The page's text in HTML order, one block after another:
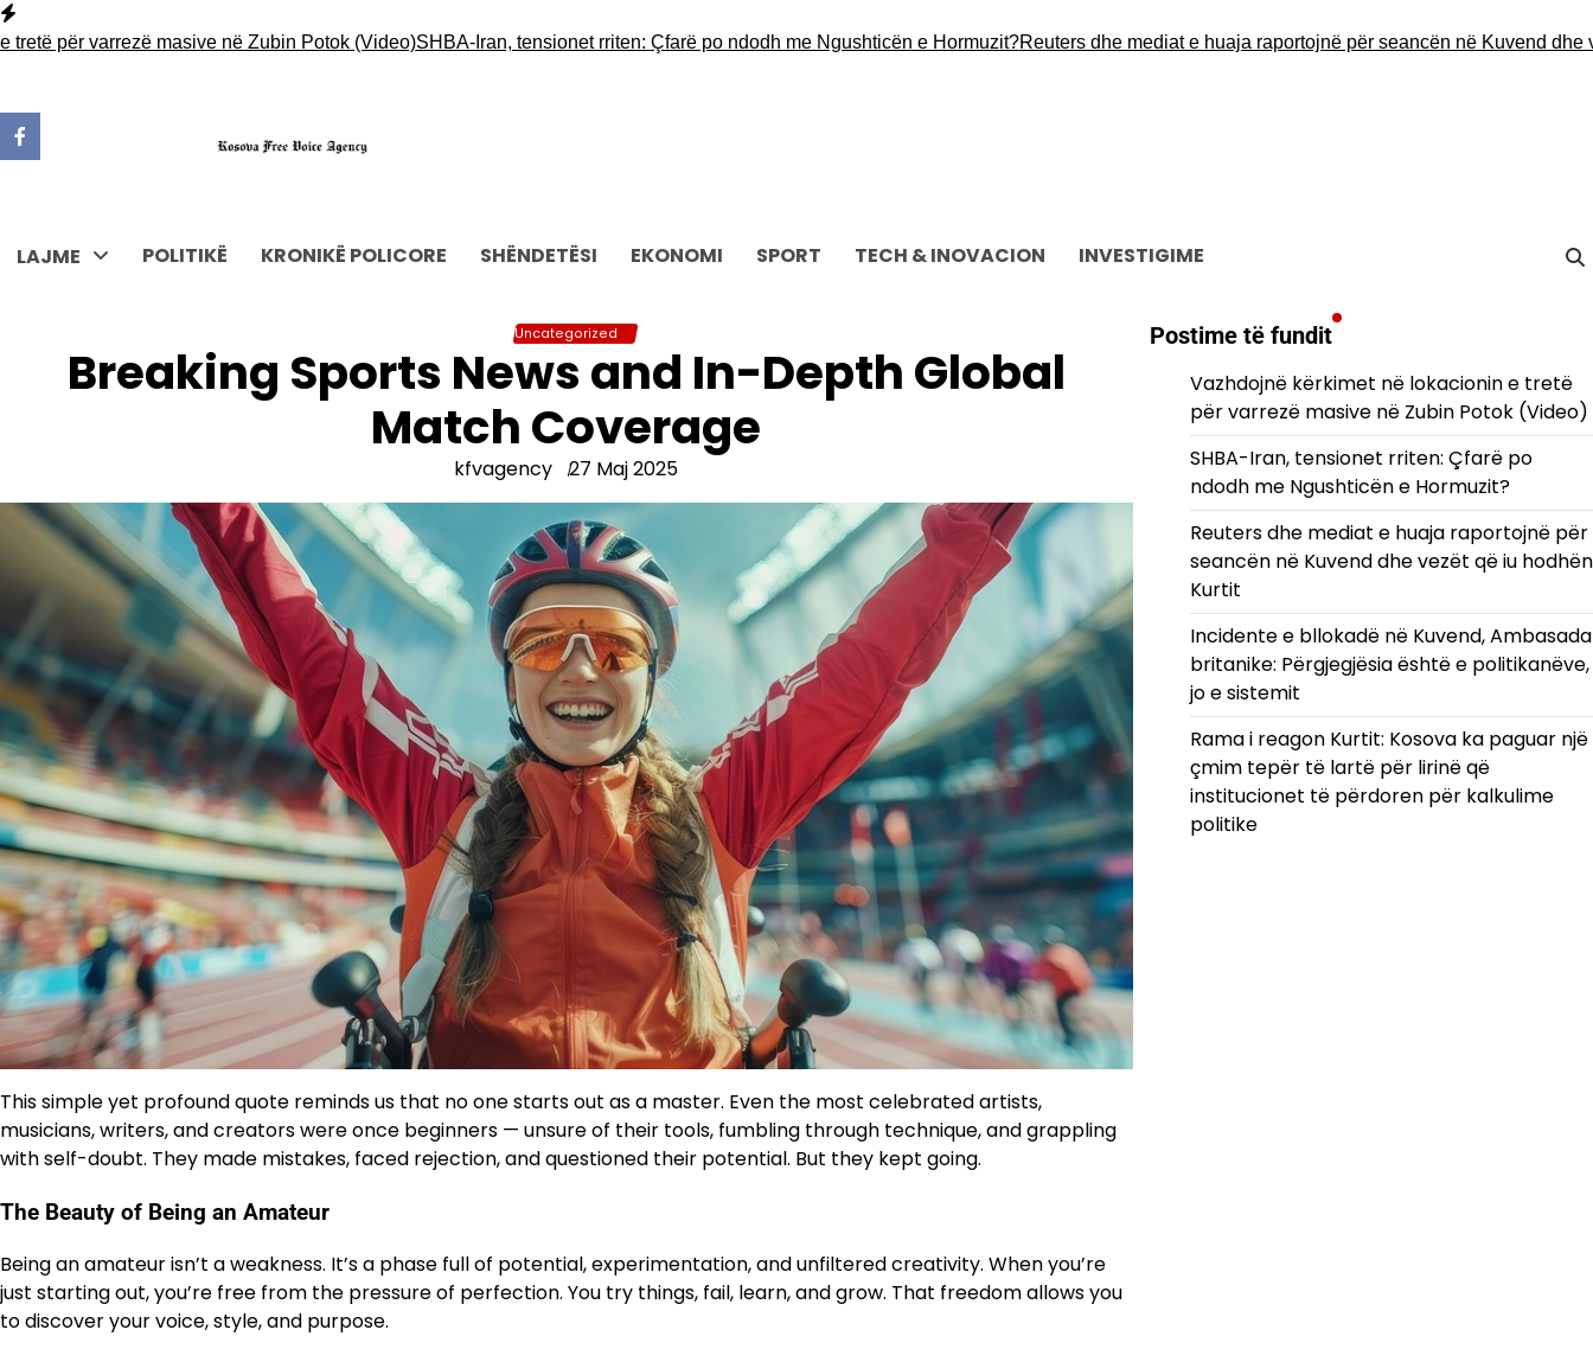
Skip
to
varrezë masive në Zubin Potok (Video)SHBA-Iran, tensionet rriten: Çfarë po ndodh me Ngushticën e Hormuzit?Reuters dhe mediat e huaja raportojnë për seancën në Kuvend dhe vezët
LAJME POLITIKË KRONIKË POLICORE SHËNDETËSI EKONOMI SPORT TECH & INOVACION INVESTIGIME
Uncategorized
Breaking Sports News and In-Depth Global
Match Coverage
kfvagency 27 Maj 2025
This simple yet profound quote reminds us that no one starts out as a master. Even the most celebrated artists,
musicians, writers, and creators were once beginners — unsure of their tools, fumbling through technique, and grappling
with self-doubt. They made mistakes, faced rejection, and questioned their potential. But they kept going.
The Beauty of Being an Amateur
Being an amateur isn’t a weakness. It’s a phase full of potential, experimentation, and unfiltered creativity. When you’re
just starting out, you’re free from the pressure of perfection. You try things, fail, learn, and grow. That freedom allows you
to discover your voice, style, and purpose.
Postime të fundit
Vazhdojnë kërkimet në lokacionin e tretë
për varrezë masive në Zubin Potok (Video)
SHBA-Iran, tensionet rriten: Çfarë po
ndodh me Ngushticën e Hormuzit?
Reuters dhe mediat e huaja raportojnë për
seancën në Kuvend dhe vezët që iu hodhën
Kurtit
Incidente e bllokadë në Kuvend, Ambasada
britanike: Përgjegjësia është e politikanëve,
jo e sistemit
Rama i reagon Kurtit: Kosova ka paguar një
çmim tepër të lartë për lirinë që
institucionet të përdoren për kalkulime
politike